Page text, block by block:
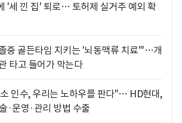
'세 낀 집' 퇴로… 토허제 실거주 예외 확
중 골든타임 지키는 '뇌동맥류 치료'"…개
타고 들어가 막는다
인수, 우리는 노하우를 판다"… HD현대,
·운영·관리 방법 수출